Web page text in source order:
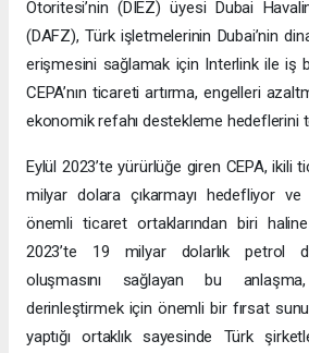
Otoritesi’nin (DIEZ) üyesi Dubai
(DAFZ), Türk işletmelerinin Dubai’nin
erişmesini sağlamak için Interlink ile iş
CEPA’nın ticareti artırma, engelleri
ekonomik refahı destekleme hedeflerini
Eylül 2023’te yürürlüğe giren CEPA, ikili
milyar dolara çıkarmayı hedefliyor ve
önemli ticaret ortaklarından biri
2023’te 19 milyar dolarlık petrol
oluşmasını sağlayan bu
derinleştirmek için önemli bir fırsat
yaptığı ortaklık sayesinde Türk